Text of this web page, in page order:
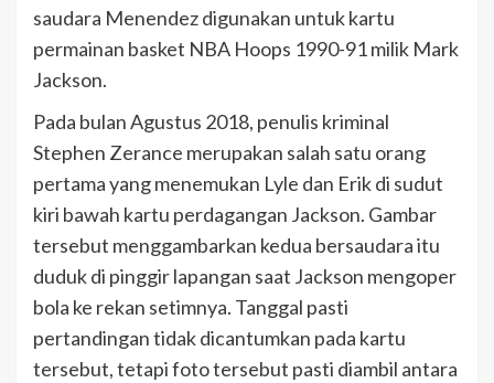
saudara Menendez digunakan untuk kartu
permainan basket NBA Hoops 1990-91 milik Mark
Jackson.
Pada bulan Agustus 2018, penulis kriminal
Stephen Zerance merupakan salah satu orang
pertama yang menemukan Lyle dan Erik di sudut
kiri bawah kartu perdagangan Jackson. Gambar
tersebut menggambarkan kedua bersaudara itu
duduk di pinggir lapangan saat Jackson mengoper
bola ke rekan setimnya. Tanggal pasti
pertandingan tidak dicantumkan pada kartu
tersebut, tetapi foto tersebut pasti diambil antara